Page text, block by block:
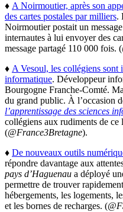
♦ A Noirmoutier, après son
des cartes postales par milliers.
Noirmoutier postait un
internautes à lui envoyer des
message partagé 110 000 fois. (
♦ A Vesoul, les collégiens sont
informatique. Développeur
Bourgogne Franche-Comté.
du grand public. À l’occasion
l’apprentissage des sciences
collégiens aux rudiments de ce
(@France3Bretagne).
♦ De nouveaux outils
répondre davantage aux
pays d’Haguenau a déployé
permettre de trouver
hébergements, les logements,
et les bornes de recharges. (